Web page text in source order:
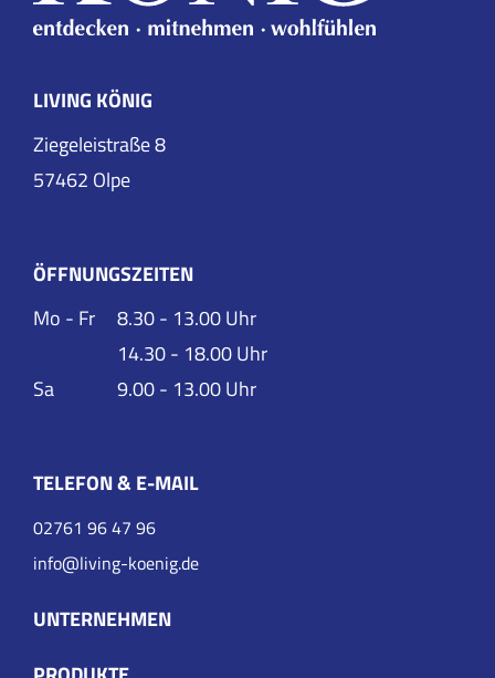
LIVING KÖNIG
Ziegeleistraße 8
57462 Olpe
ÖFFNUNGSZEITEN
Mo - Fr
8.30 - 13.00 Uhr
14.30 - 18.00 Uhr
Sa
9.00 - 13.00 Uhr
TELEFON & E-MAIL
02761 96 47 96
info@living-koenig.de
UNTERNEHMEN